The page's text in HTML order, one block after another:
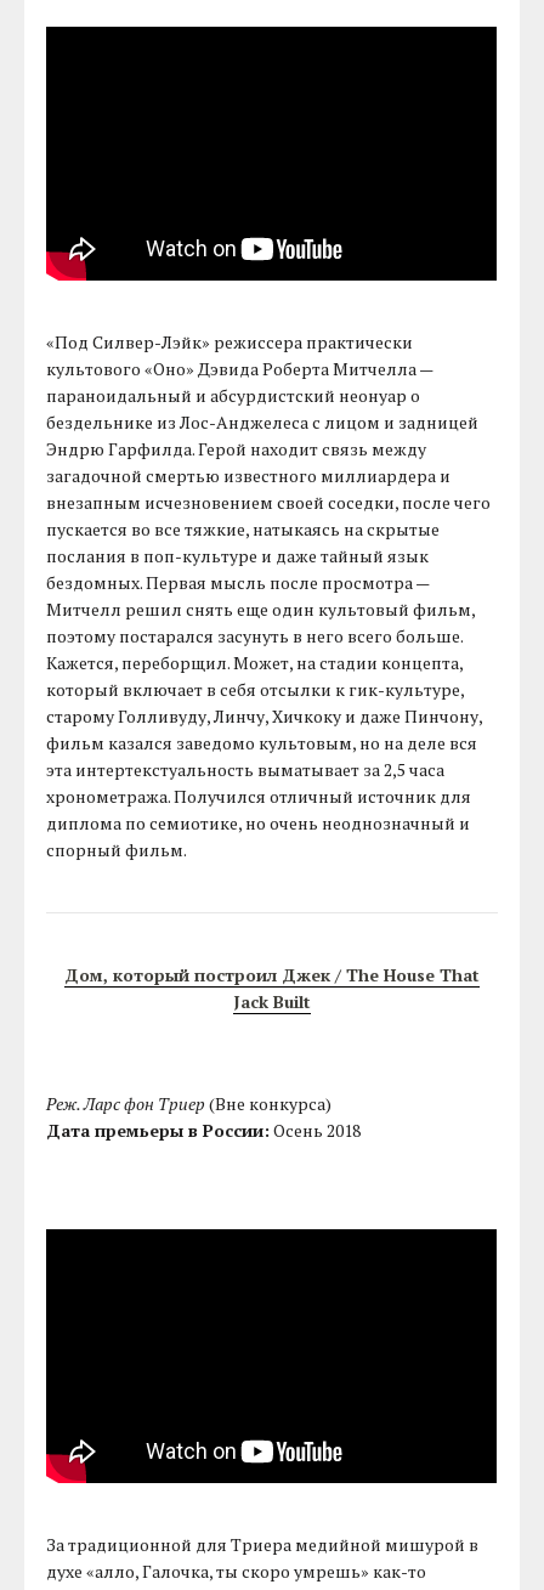
«Под Силвер-Лэйк» режиссера практически
культового «Оно» Дэвида Роберта Митчелла —
параноидальный и абсурдистский неонуар о
бездельнике из Лос-Анджелеса с лицом и задницей
Эндрю Гарфилда. Герой находит связь между
загадочной смертью известного миллиардера и
внезапным исчезновением своей соседки, после чего
пускается во все тяжкие, натыкаясь на скрытые
послания в поп-культуре и даже тайный язык
бездомных. Первая мысль после просмотра —
Митчелл решил снять еще один культовый фильм,
поэтому постарался засунуть в него всего больше.
Кажется, переборщил. Может, на стадии концепта,
который включает в себя отсылки к гик-культуре,
старому Голливуду, Линчу, Хичкоку и даже Пинчону,
фильм казался заведомо культовым, но на деле вся
эта интертекстуальность выматывает за 2,5 часа
хронометража. Получился отличный источник для
диплома по семиотике, но очень неоднозначный и
спорный фильм.
Дом, который построил Джек / The House That
Jack Built
Реж. Ларс фон Триер (Вне конкурса)
Дата премьеры в России: Осень 2018
За традиционной для Триера медийной мишурой в
духе «алло, Галочка, ты скоро умрешь» как-то